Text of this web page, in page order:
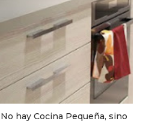
hay Cocina Pequeña, sino